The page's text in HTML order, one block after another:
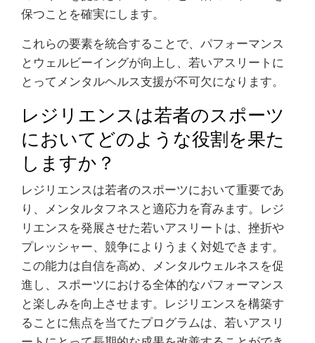
保つことを確実にします。
これらの要素を統合することで、パフォーマンス
とウェルビーイングが向上し、若いアスリートに
とってメンタルヘルス支援が不可欠になります。
レジリエンスは若者のスポーツ
においてどのような役割を果た
しますか？
レジリエンスは若者のスポーツにおいて重要であ
り、メンタルタフネスと適応力を育みます。レジ
リエンスを発展させた若いアスリートは、挫折や
プレッシャー、競争によりうまく対処できます。
この能力は自信を高め、メンタルウェルネスを促
進し、スポーツにおける全体的なパフォーマンス
と楽しみを向上させます。レジリエンスを構築す
ることに焦点を当てたプログラムは、若いアスリ